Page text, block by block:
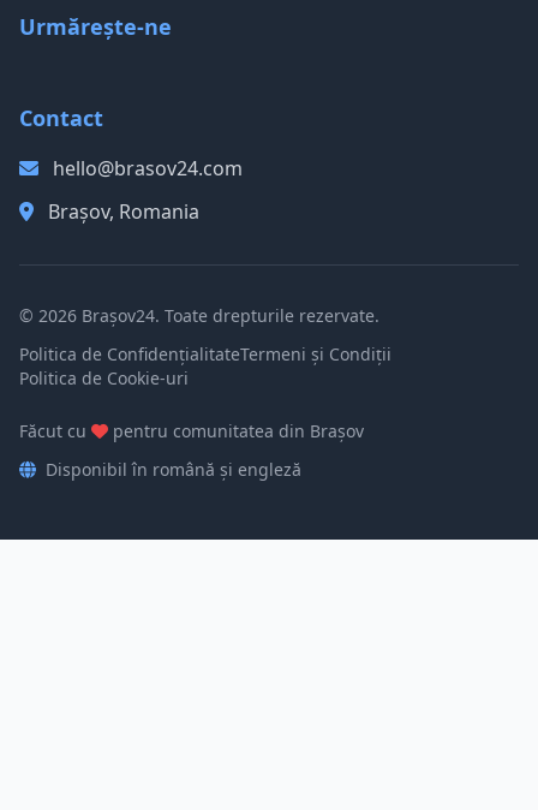
Urmărește-ne
Contact
hello@brasov24.com
Brașov, Romania
© 2026 Brașov24. Toate drepturile rezervate.
Politica de ConfidențialitateTermeni și Condiții
Politica de Cookie-uri
Făcut cu
pentru comunitatea din Brașov
Disponibil în română și engleză